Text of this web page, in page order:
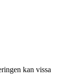
kan vissa